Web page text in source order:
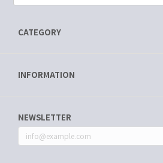
CATEGORY
INFORMATION
NEWSLETTER